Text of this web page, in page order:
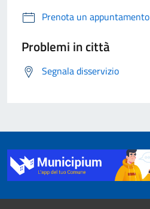
Prenota un appuntamento
Problemi in città
Segnala disservizio